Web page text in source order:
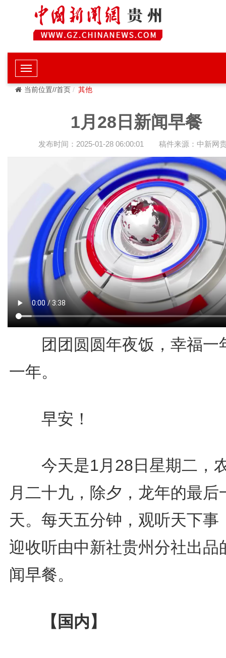
当前位置//首页 其他
1月28日新闻早餐
发布时间：2025-01-28 06:00:01 稿件来源：中新网
团团圆圆年夜饭，幸福一
一年。
‬ 早安！
今天是1月28日星期二，
月二十九，除夕，龙年的最后
天。每天五分钟，观听天下事
迎收听由中新社贵州分社出品
闻早餐。
【国内】